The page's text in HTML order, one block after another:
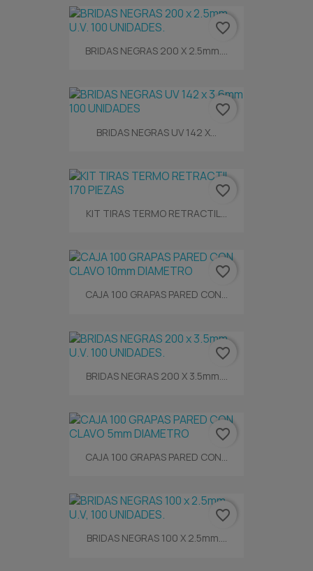
BRIDAS NEGRAS 200 X 2.5mm....
favorite_border
BRIDAS NEGRAS UV 142 X...
favorite_border
KIT TIRAS TERMO RETRACTIL...
favorite_border
CAJA 100 GRAPAS PARED CON...
favorite_border
BRIDAS NEGRAS 200 X 3.5mm....
favorite_border
CAJA 100 GRAPAS PARED CON...
favorite_border
BRIDAS NEGRAS 100 X 2.5mm....
favorite_border